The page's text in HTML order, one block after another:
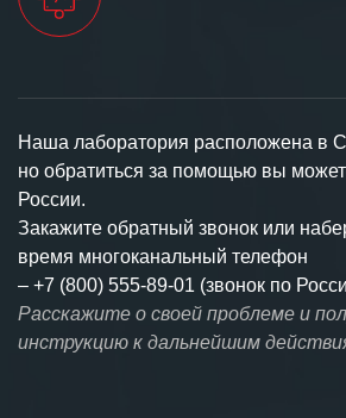
Наша лаборатория расположена в
но обратиться за помощью вы
России.
Закажите обратный звонок или
время многоканальный телефон
– +7 (800) 555-89-01 (звонок по
Расскажите о своей проблеме и
инструкцию к дальнейшим